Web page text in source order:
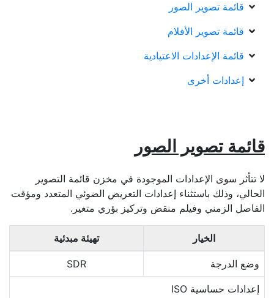
قائمة تصوير الصور
قائمة تصوير الأفلام
قائمة الإعدادات الاعتيادية
إعدادات أخرى
قائمة تصوير الصور
لا تتأثر سوى الإعدادات الموجودة في مخزن قائمة التصوير
الحالي، وذلك باستثناء إعدادات التعريض الضوئي المتعدد ومؤقت
الفاصل الزمني وفيلم منقض وتركيز بؤري متغير.
الخيار تهيئة مبدئية
وضع الدرجة SDR
إعدادات حساسية ISO